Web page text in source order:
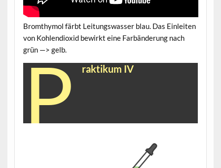
Bromthymol färbt Leitungswasser blau. Das Einleiten
von Kohlendioxid bewirkt eine Farbänderung nach
grün —> gelb.
P raktikum IV